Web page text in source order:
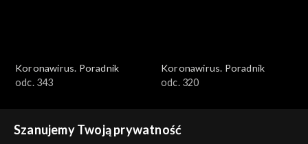
Koronawirus. Poradnik
odc. 343
Koronawirus. Poradnik
odc. 320
Szanujemy Twoją prywatność